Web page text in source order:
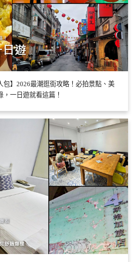
包】2026最潮逛街攻略！必拍景點、美
一日遊就看這篇！